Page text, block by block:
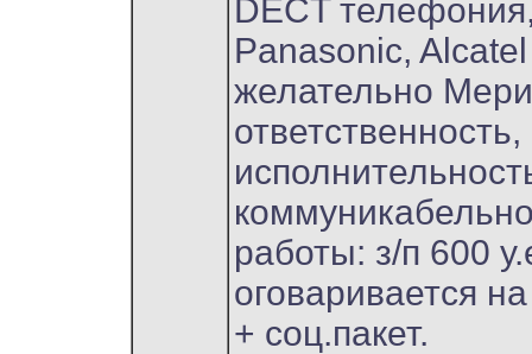
DECT
Panasonic,
желательно
ответственность,
работы: з/п 600
оговаривается
+ соц.пакет.